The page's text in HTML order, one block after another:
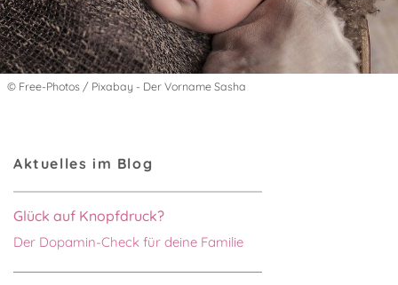
© Free-Photos / Pixabay - Der Vorname Sasha
Aktuelles im Blog
Glück auf Knopfdruck?
Der Dopamin-Check für deine Familie